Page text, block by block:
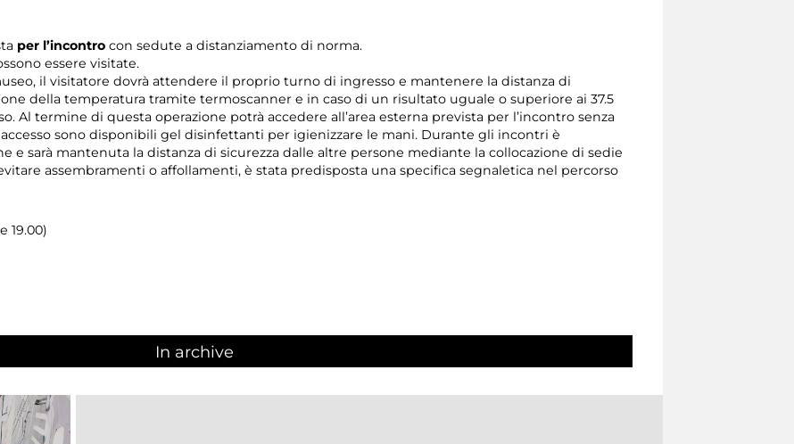
per l’incontro con sedute a distanziamento di norma.
essere visitate.
il visitatore dovrà attendere il proprio turno di ingresso e mantenere la distanza di
della temperatura tramite termoscanner e in caso di un risultato uguale o superiore ai 37.5
Al termine di questa operazione potrà accedere all’area esterna prevista per l’incontro senza
sono disponibili gel disinfettanti per igienizzare le mani. Durante gli incontri è
e sarà mantenuta la distanza di sicurezza dalle altre persone mediante la collocazione di sedie
assembramenti o affollamenti, è stata predisposta una specifica segnaletica nel percorso
19.00)
In archive